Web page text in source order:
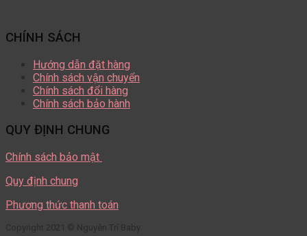
CHÍNH SÁCH
Hướng dẫn đặt hàng
Chính sách vận chuyển
Chính sách đổi hàng
Chính sách bảo hành
QUY ĐỊNH CHUNG
Chính sách bảo mật
Quy định chung
Phương thức thanh toán
Copyright 2021 © Nguyên Trí Baby.